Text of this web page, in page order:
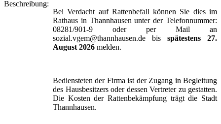
Beschreibung:
Bei Verdacht auf Rattenbefall können Sie dies im
Rathaus in Thannhausen unter der Telefonnummer:
08281/901-9 oder per Mail an
sozial.vgem@thannhausen.de bis spätestens 27.
August 2026 melden.
Bediensteten der Firma ist der Zugang in Begleitung
des Hausbesitzers oder dessen Vertreter zu gestatten.
Die Kosten der Rattenbekämpfung trägt die Stadt
Thannhausen.